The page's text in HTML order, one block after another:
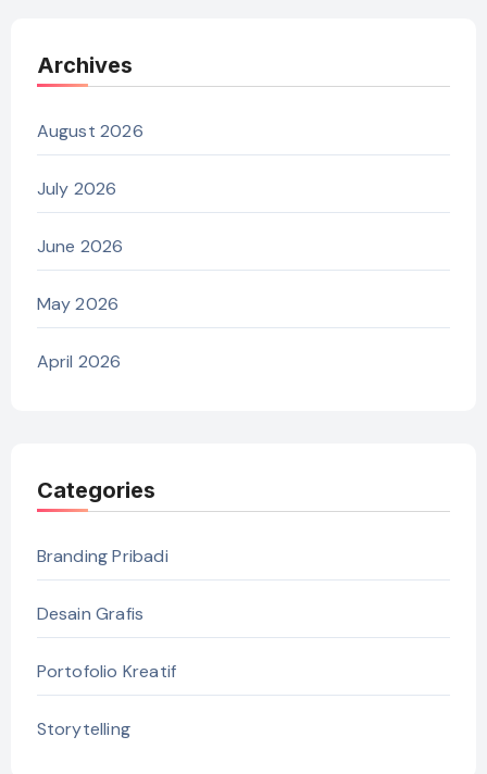
Archives
August 2026
July 2026
June 2026
May 2026
April 2026
Categories
Branding Pribadi
Desain Grafis
Portofolio Kreatif
Storytelling